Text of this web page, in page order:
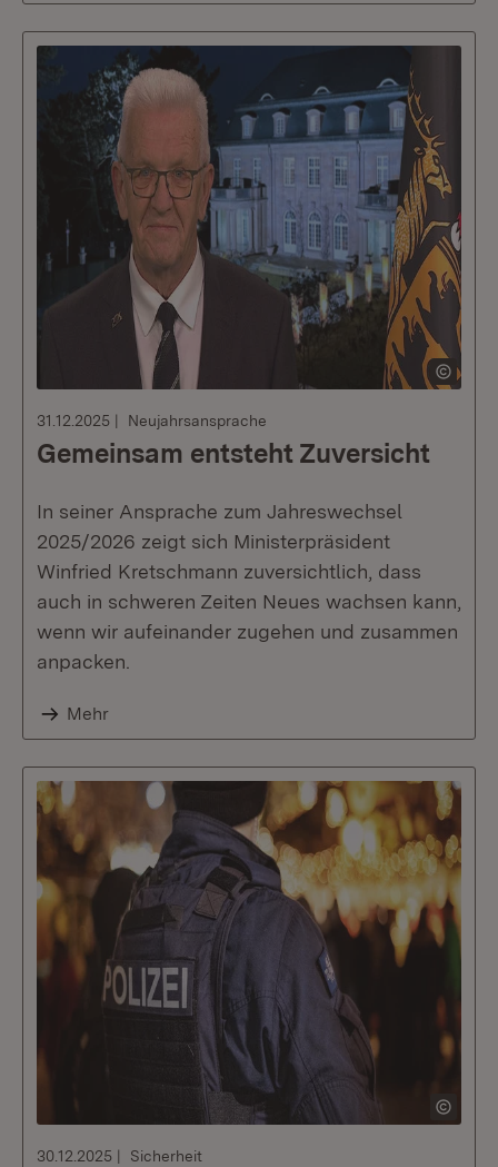
31.12.2025 Neujahrsansprache
Gemeinsam entsteht Zuversicht
In seiner Ansprache zum Jahreswechsel
2025/2026 zeigt sich Ministerpräsident
Winfried Kretschmann zuversichtlich, dass
auch in schweren Zeiten Neues wachsen kann,
wenn wir aufeinander zugehen und zusammen
anpacken.
Mehr
30.12.2025 Sicherheit